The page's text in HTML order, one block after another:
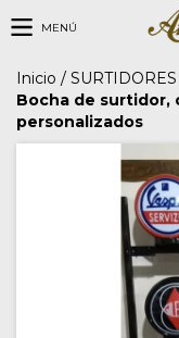
MENÚ
Inicio / SURTIDORES
Bocha de surtidor,
personalizados